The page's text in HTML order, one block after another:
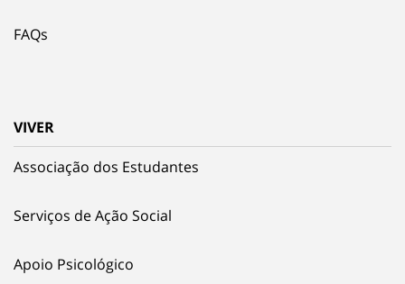
FAQs
VIVER
Associação dos Estudantes
Serviços de Ação Social
Apoio Psicológico